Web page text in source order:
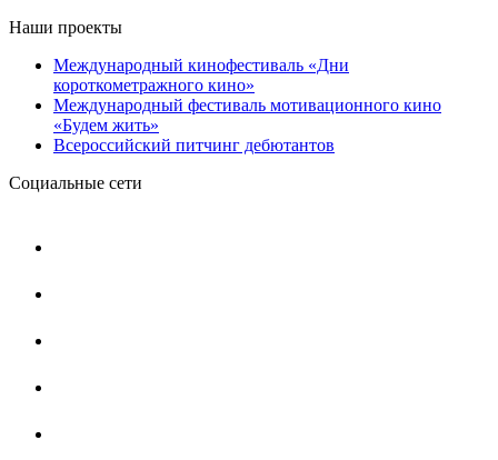
Наши проекты
Международный кинофестиваль «Дни
короткометражного кино»
Международный фестиваль мотивационного кино
«Будем жить»
Всероссийский питчинг дебютантов
Социальные сети